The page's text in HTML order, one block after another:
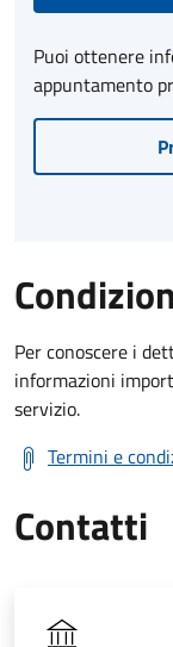
Puoi ottenere
appuntamento
Per conoscere i
informazioni
servizio.
Termini e
Contatti